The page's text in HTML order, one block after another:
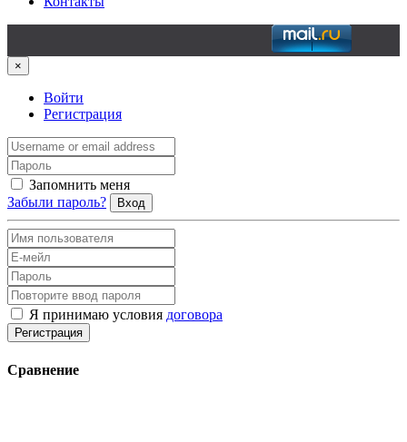
×
Войти
Регистрация
Запомнить меня
Забыли пароль?
Вход
Я принимаю условия договора
Регистрация
Сравнение